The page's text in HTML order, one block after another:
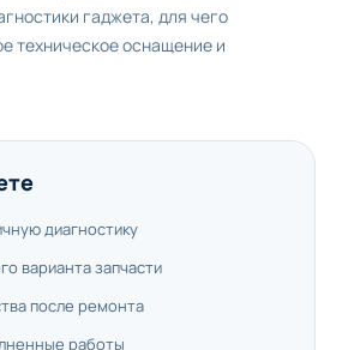
гаджета, для чего
техническое оснащение и
диагностику
варианта запчасти
после ремонта
работы